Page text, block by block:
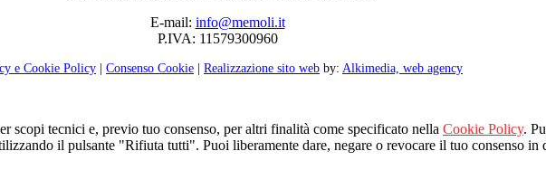
E-mail: info@memoli.it
P.IVA: 11579300960
e Cookie Policy | Consenso Cookie | Realizzazione sito web by: Alkimedia, web agency
scopi tecnici e, previo tuo consenso, per altri finalità come specificato nella Cookie Policy.
il pulsante "Rifiuta tutti". Puoi liberamente dare, negare o revocare il tuo consenso in